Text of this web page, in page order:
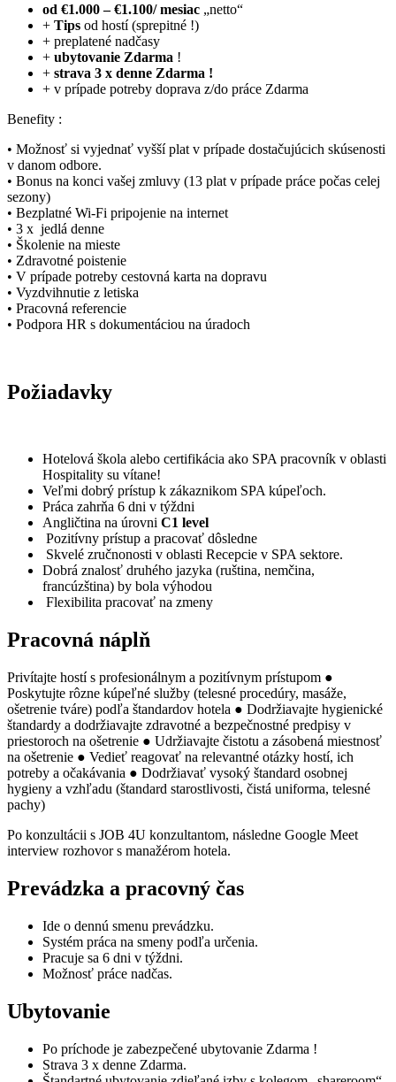
od €1.000 – €1.100/ mesiac „netto“
+ Tips od hostí (sprepitné !)
+ preplatené nadčasy
+ ubytovanie Zdarma !
+ strava 3 x denne Zdarma !
+ v prípade potreby doprava z/do práce Zdarma
Benefity :
• Možnosť si vyjednať vyšší plat v prípade dostačujúcich skúsenosti
v danom odbore.
• Bonus na konci vašej zmluvy (13 plat v prípade práce počas celej
sezony)
• Bezplatné Wi-Fi pripojenie na internet
• 3 x jedlá denne
• Školenie na mieste
• Zdravotné poistenie
• V prípade potreby cestovná karta na dopravu
• Vyzdvihnutie z letiska
• Pracovná referencie
• Podpora HR s dokumentáciou na úradoch
Požiadavky
Hotelová škola alebo certifikácia ako SPA pracovník v oblasti
Hospitality su vítane!
Veľmi dobrý prístup k zákaznikom SPA kúpeľoch.
Práca zahrňa 6 dni v týždni
Angličtina na úrovni C1 level
Pozitívny prístup a pracovať dôsledne
Skvelé zručnonosti v oblasti Recepcie v SPA sektore.
Dobrá znalosť druhého jazyka (ruština, nemčina,
francúzština) by bola výhodou
Flexibilita pracovať na zmeny
Pracovná náplň
Privítajte hostí s profesionálnym a pozitívnym prístupom ●
Poskytujte rôzne kúpeľné služby (telesné procedúry, masáže,
ošetrenie tváre) podľa štandardov hotela ● Dodržiavajte hygienické
štandardy a dodržiavajte zdravotné a bezpečnostné predpisy v
priestoroch na ošetrenie ● Udržiavajte čistotu a zásobená miestnosť
na ošetrenie ● Vedieť reagovať na relevantné otázky hostí, ich
potreby a očakávania ● Dodržiavať vysoký štandard osobnej
hygieny a vzhľadu (štandard starostlivosti, čistá uniforma, telesné
pachy)
Po konzultácii s JOB 4U konzultantom, následne Google Meet
interview rozhovor s manažérom hotela.
Prevádzka a pracovný čas
Ide o dennú smenu prevádzku.
Systém práca na smeny podľa určenia.
Pracuje sa 6 dni v týždni.
Možnosť práce nadčas.
Ubytovanie
Po príchode je zabezpečené ubytovanie Zdarma !
Strava 3 x denne Zdarma.